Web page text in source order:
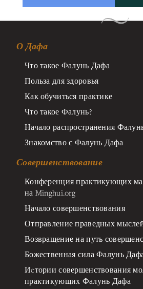
О Дафа
Что такое Фалунь Дафа
Польза для здоровья
Как обучиться практике
Что такое Фалунь?
Начало распространения
Знакомство с Фалунь Дафа
Совершенствование
Конференция практикующих
на Minghui.org
Начало совершенствования
Отправление праведных
Возвращение на путь
Божественная сила Фалунь
Иcтории совершенствования
практикующих Фалунь Дафа